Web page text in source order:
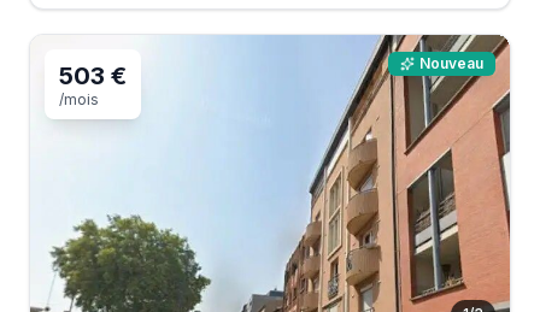
503 €
/mois
Nouveau